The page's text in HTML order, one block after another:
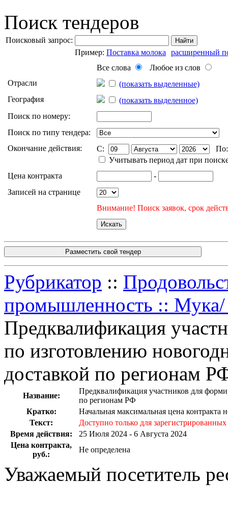
Поиск тендеров
Поисковый запрос: Найти
Пример: Поставка молока
расширенный
Все слова
Любое из слов
Отрасли
(показать выделенные)
География
(показать выделенное)
Поиск по номеру:
Поиск по типу тендера:
Окончание действия:
C:
Учитывать период дат при
Цена контракта
-
Записей на странице
Внимание! Поиск заявок, срок
Разместить свой тендер
Рубрикатор ::
промышленность :: Мука/
Предквалификация
по изготовлению
доставкой по регионам
Название:
Предквалификация участников для
по регионам РФ
Кратко:
Начальная максимальная цена контракта
Текст:
Доступно только для
Время действия:
25 Июля 2024 - 6 Августа 2024
Цена контракта,
руб.:
Не определена
Уважаемый посетитель